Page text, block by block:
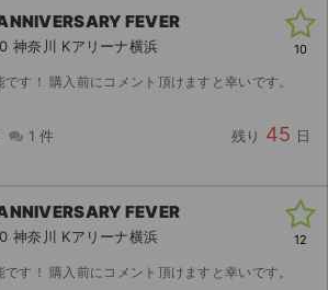
FEVER
奈川 Kアリーナ横浜
す！ 購入前にコメント頂けますと幸いです。
1 件 残り 45 日
10
FEVER
奈川 Kアリーナ横浜
す！ 購入前にコメント頂けますと幸いです。
12